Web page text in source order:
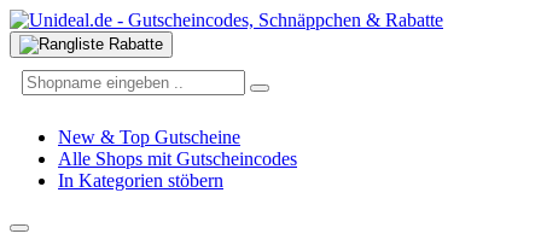
New & Top Gutscheine
Alle Shops mit Gutscheincodes
In Kategorien stöbern